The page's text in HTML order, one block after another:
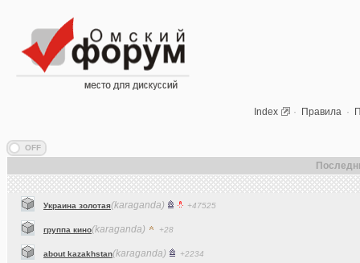
Index · Правила ·
группа кино(karaganda) +28
about kazakhstan(karaganda)
О себе, о людях, о чухломе(Амонлюза)